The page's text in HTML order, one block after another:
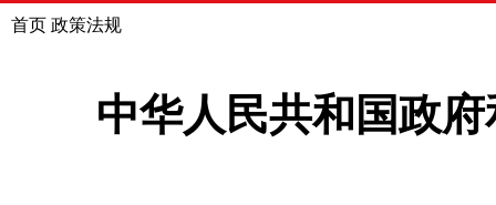
首页 政策法规
中华人民共和国政